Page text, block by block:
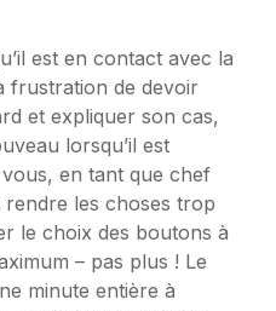
est en contact avec la
frustration de devoir
et expliquer son cas,
lorsqu’il est
en tant que chef
rendre les choses trop
le choix des boutons à
– pas plus ! Le
minute entière à